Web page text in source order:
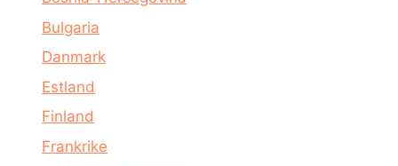
Bulgaria
Danmark
Estland
Finland
Frankrike